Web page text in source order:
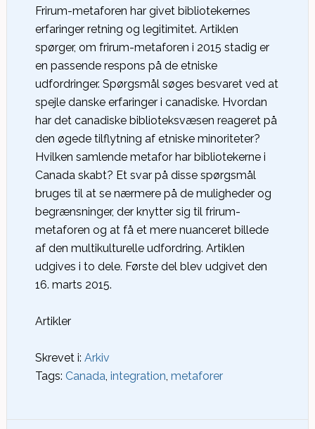
Frirum-metaforen har givet bibliotekernes
erfaringer retning og legitimitet. Artiklen
spørger, om frirum-metaforen i 2015 stadig er
en passende respons på de etniske
udfordringer. Spørgsmål søges besvaret ved at
spejle danske erfaringer i canadiske. Hvordan
har det canadiske biblioteksvæsen reageret på
den øgede tilflytning af etniske minoriteter?
Hvilken samlende metafor har bibliotekerne i
Canada skabt? Et svar på disse spørgsmål
bruges til at se nærmere på de muligheder og
begrænsninger, der knytter sig til frirum-
metaforen og at få et mere nuanceret billede
af den multikulturelle udfordring. Artiklen
udgives i to dele. Første del blev udgivet den
16. marts 2015.
Artikler
Skrevet i: Arkiv
Tags: Canada, integration, metaforer